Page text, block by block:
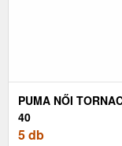
PUMA NŐI
40
5 db